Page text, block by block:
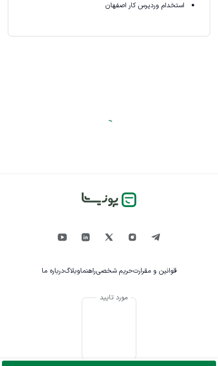
استخدام وردپرس کار اصفهان
قوانین و مقرارتحریم شخصیراهنماوبلاگدرباره ما
مورد تایید